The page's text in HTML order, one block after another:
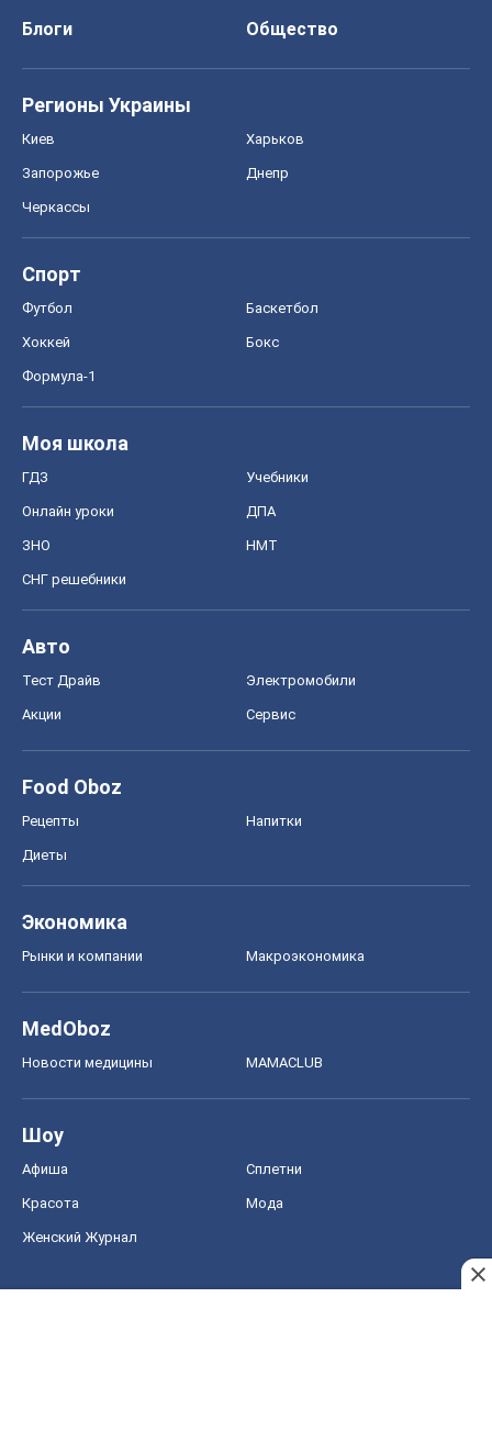
Блоги
Общество
Регионы Украины
Киев Харьков
Запорожье Днепр
Черкассы
Спорт
Футбол Баскетбол
Хоккей Бокс
Формула-1
Моя школа
ГДЗ Учебники
Онлайн уроки ДПА
ЗНО НМТ
СНГ решебники
Авто
Тест Драйв Электромобили
Акции Сервис
Food Oboz
Рецепты Напитки
Диеты
Экономика
Рынки и компании Mакроэкономика
MedOboz
Новости медицины MAMACLUB
Шоу
Афиша Сплетни
Красота Мода
Женский Журнал